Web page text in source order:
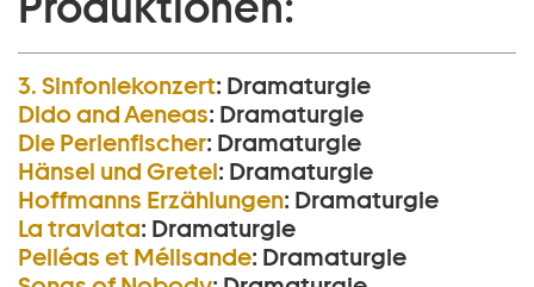
3. Sinfoniekonzert: Dramaturgie
Dido and Aeneas: Dramaturgie
Die Perlen­fischer: Dramaturgie
Hänsel und Gretel: Dramaturgie
Hoffmanns Erzählungen: Dramaturgie
La traviata: Dramaturgie
Pelléas et Mélisande: Dramaturgie